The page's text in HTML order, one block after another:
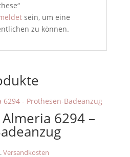
sein, um eine
zu können.
6294 –
Versandkosten